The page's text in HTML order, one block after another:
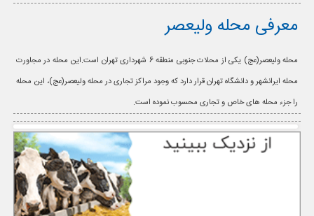
معرفی محله ولیعصر
محله ولیعصر(عج) یکی از محلات جنوبی منطقه 6 شهرداری تهران است.این محله در مجاورت
محله ایرانشهر و دانشگاه تهران قرار دارد که وجود مراکز تجاری در محله ولیعصر(عج)، این محله
را جزء محله های خاص و تجاری محسوب نموده است.